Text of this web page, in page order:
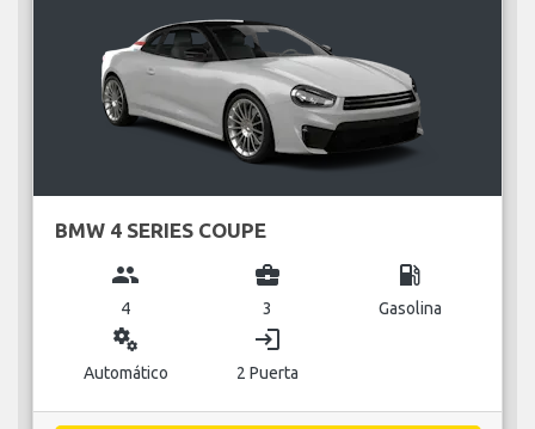
BMW 4 SERIES COUPE
group
4
business_center
3
local_gas_station
Gasolina
miscellaneous_services
Automático
login
2 Puerta